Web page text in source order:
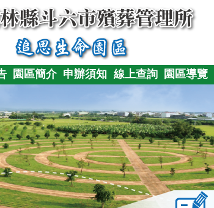
園區簡介 申辦須知 線上查詢 園區導覽